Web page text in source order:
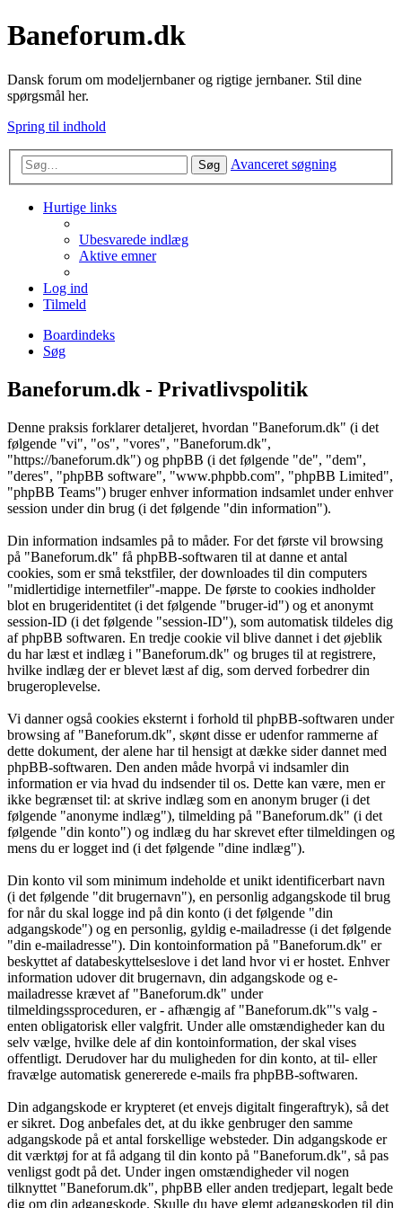
Baneforum.dk
Dansk forum om modeljernbaner og rigtige jernbaner. Stil dine
spørgsmål her.
Spring til indhold
Søg Avanceret søgning
Hurtige links
Ubesvarede indlæg
Aktive emner
Log ind
Tilmeld
Boardindeks
Søg
Baneforum.dk - Privatlivspolitik
Denne praksis forklarer detaljeret, hvordan "Baneforum.dk" (i det
følgende "vi", "os", "vores", "Baneforum.dk",
"https://baneforum.dk") og phpBB (i det følgende "de", "dem",
"deres", "phpBB software", "www.phpbb.com", "phpBB Limited",
"phpBB Teams") bruger enhver information indsamlet under enhver
session under din brug (i det følgende "din information").
Din information indsamles på to måder. For det første vil browsing
på "Baneforum.dk" få phpBB-softwaren til at danne et antal
cookies, som er små tekstfiler, der downloades til din computers
"midlertidige internetfiler"-mappe. De første to cookies indholder
blot en brugeridentitet (i det følgende "bruger-id") og et anonymt
session-ID (i det følgende "session-ID"), som automatisk tildeles dig
af phpBB softwaren. En tredje cookie vil blive dannet i det øjeblik
du har læst et indlæg i "Baneforum.dk" og bruges til at registrere,
hvilke indlæg der er blevet læst af dig, som derved forbedrer din
brugeroplevelse.
Vi danner også cookies eksternt i forhold til phpBB-softwaren under
browsing af "Baneforum.dk", skønt disse er udenfor rammerne af
dette dokument, der alene har til hensigt at dække sider dannet med
phpBB-softwaren. Den anden måde hvorpå vi indsamler din
information er via hvad du indsender til os. Dette kan være, men er
ikke begrænset til: at skrive indlæg som en anonym bruger (i det
følgende "anonyme indlæg"), tilmelding på "Baneforum.dk" (i det
følgende "din konto") og indlæg du har skrevet efter tilmeldingen og
mens du er logget ind (i det følgende "dine indlæg").
Din konto vil som minimum indeholde et unikt identificerbart navn
(i det følgende "dit brugernavn"), en personlig adgangskode til brug
for når du skal logge ind på din konto (i det følgende "din
adgangskode") og en personlig, gyldig e-mailadresse (i det følgende
"din e-mailadresse"). Din kontoinformation på "Baneforum.dk" er
beskyttet af databeskyttelseslove i det land hvor vi er hostet. Enhver
information udover dit brugernavn, din adgangskode og e-
mailadresse krævet af "Baneforum.dk" under
tilmeldingssproceduren, er - afhængig af "Baneforum.dk"'s valg -
enten obligatorisk eller valgfrit. Under alle omstændigheder kan du
selv vælge, hvilke dele af din kontoinformation, der skal vises
offentligt. Derudover har du muligheden for din konto, at til- eller
fravælge automatisk genererede e-mails fra phpBB-softwaren.
Din adgangskode er krypteret (et envejs digitalt fingeraftryk), så det
er sikret. Dog anbefales det, at du ikke genbruger den samme
adgangskode på et antal forskellige websteder. Din adgangskode er
dit værktøj for at få adgang til din konto på "Baneforum.dk", så pas
venligst godt på det. Under ingen omstændigheder vil nogen
tilknyttet "Baneforum.dk", phpBB eller anden tredjepart, legalt bede
dig om din adgangskode. Skulle du have glemt adgangskoden til din